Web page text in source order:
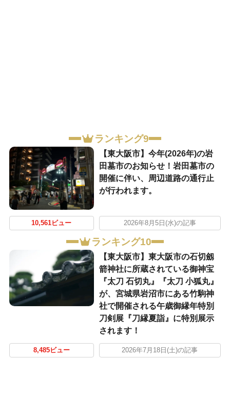
ランキング9
【東大阪市】今年(2026年)の岩
田墓市のお知らせ！岩田墓市の
開催に伴い、周辺道路の通行止
が行われます。
10,561ビュー 2026年8月5日(水)の記事
ランキング10
【東大阪市】東大阪市の石切劔
箭神社に所蔵されている御神宝
『太刀 石切丸』『太刀 小狐丸』
が、宮城県岩沼市にある竹駒神
社で開催される午歳御縁年特別
刀剣展『刀縁夏詣』に特別展示
されます！
8,485ビュー 2026年7月18日(土)の記事